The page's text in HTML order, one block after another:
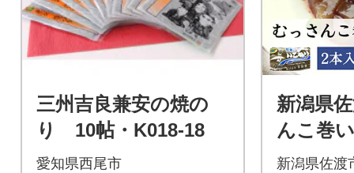
三州吉良兼安の焼の
り 10帖・K018-18
愛知県西尾市
新潟県
んこ巻
セット
新潟県佐渡